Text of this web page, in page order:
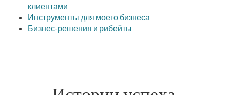
клиентами
Инструменты для моего бизнеса
Бизнес-решения и рибейты